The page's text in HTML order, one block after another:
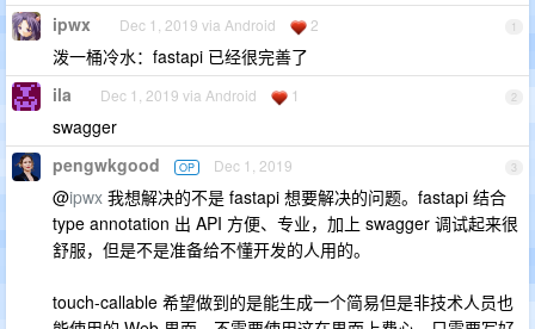
1
ipwx Dec 1, 2019 via Android 2
泼一桶冷水：fastapi 已经很完善了
2
ila Dec 1, 2019 via Android 1
swagger
3
pengwkgood OP Dec 1, 2019
@ipwx 我想解决的不是 fastapi 想要解决的问题。fastapi 结合
type annotation 出 API 方便、专业，加上 swagger 调试起来很
舒服，但是不是准备给不懂开发的人用的。
touch-callable 希望做到的是能生成一个简易但是非技术人员也